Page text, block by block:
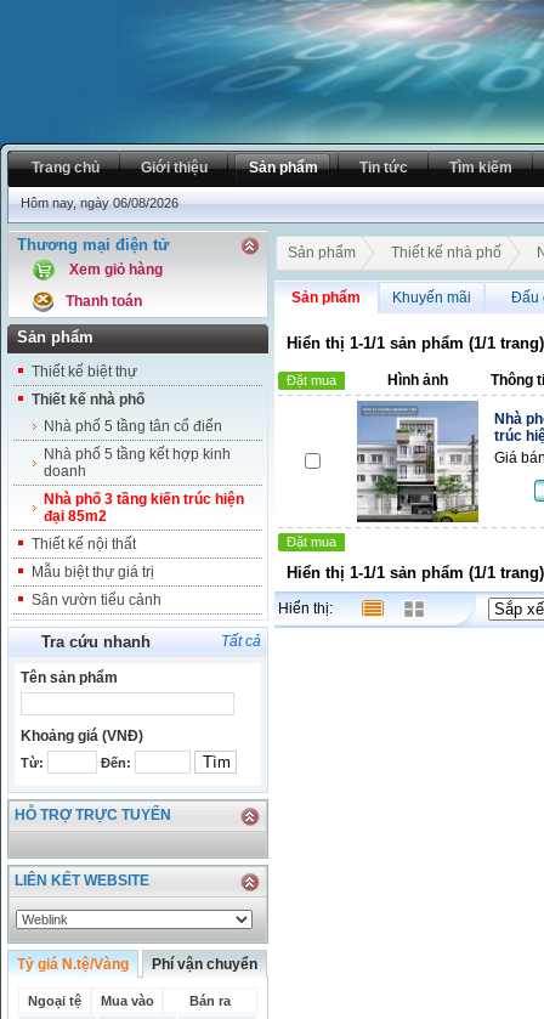
Trang chủ Giới thiệu Sản phẩm Tin tức Tìm kiếm
Hôm nay, ngày 06/08/2026
Thương mại điện tử
Xem giỏ hàng
Thanh toán
Sản phẩm
Thiết kế biệt thự
Thiết kế nhà phố
Nhà phố 5 tầng tân cổ điển
Nhà phố 5 tầng kết hợp kinh
doanh
Nhà phố 3 tầng kiến trúc hiện
đại 85m2
Thiết kế nội thất
Mẫu biệt thự giá trị
Sân vườn tiểu cảnh
Tra cứu nhanh Tất cả
Tên sản phẩm
Khoảng giá (VNĐ)
Từ: Đến:
HỖ TRỢ TRỰC TUYẾN
LIÊN KẾT WEBSITE
Tỷ giá N.tệ/Vàng Phí vận chuyển
Ngoại tệ Mua vào
Bán ra
Sản phẩm Thiết kế nhà phố
Sản phẩm Khuyến mãi Đấu
Hiển thị 1-1/1 sản phẩm (1/1 trang)
Đặt mua Hình ảnh Thông
Nhà
trúc
Giá
Đặt mua
Hiển thị 1-1/1 sản phẩm (1/1 trang)
Hiển thị: